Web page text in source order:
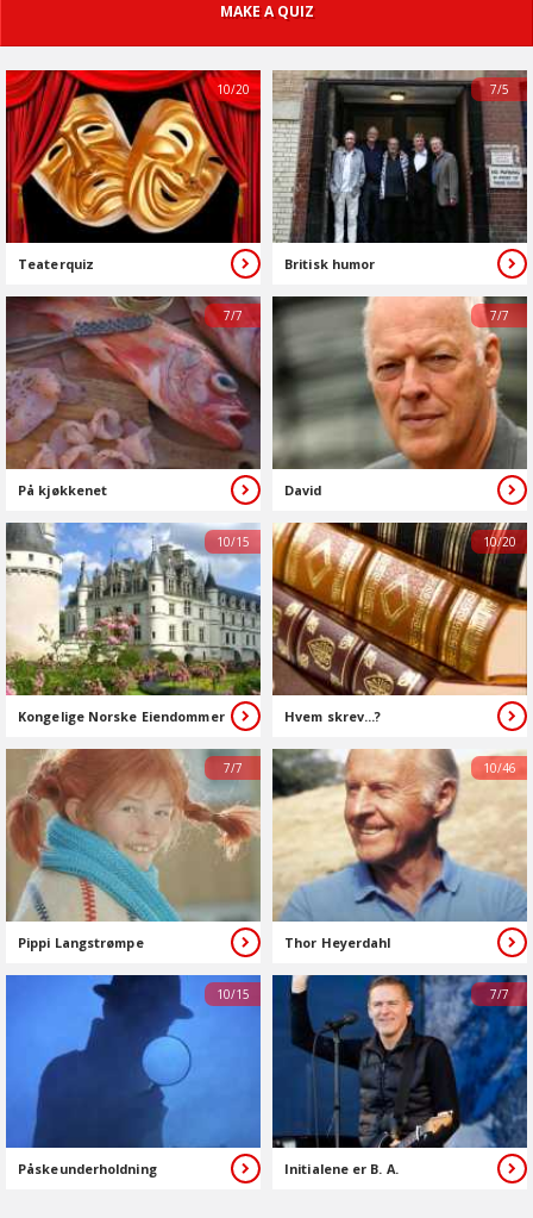
MAKE A QUIZ
Teaterquiz
10/20
Britisk humor
7/5
På kjøkkenet
7/7
David
7/7
Kongelige Norske Eiendommer
10/15
Hvem skrev...?
10/20
Pippi Langstrømpe
7/7
Thor Heyerdahl
10/46
Påskeunderholdning
10/15
Initialene er B. A.
7/7